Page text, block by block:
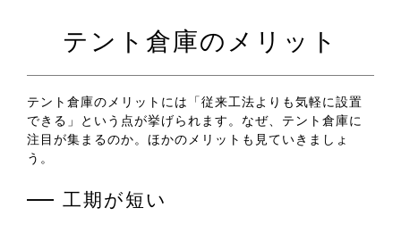
テント倉庫のメリット
テント倉庫のメリットには「従来工法よりも気軽に設置
できる」という点が挙げられます。なぜ、テント倉庫に
注目が集まるのか。ほかのメリットも見ていきましょ
う。
工期が短い